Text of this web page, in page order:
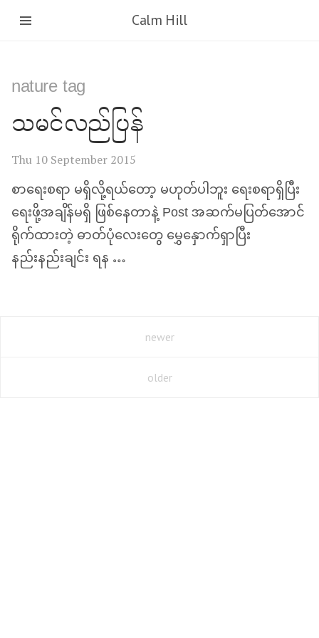
Calm Hill
nature tag
သမင်လည်ပြန်
Thu 10 September 2015
စာရေးစရာ မရှိလို့ရယ်တော့ မဟုတ်ပါဘူး ရေးစရာရှိပြီး
ရေးဖို့အချိန်မရှိ ဖြစ်နေတာနဲ့ Post အဆက်မပြတ်အောင်
ရိုက်ထားတဲ့ ဓာတ်ပုံလေးတွေ မွှေနှောက်ရှာပြီး
နည်းနည်းချင်း ရန …
newer
older